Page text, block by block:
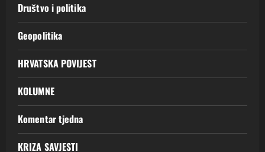
Društvo i politika
Geopolitika
HRVATSKA POVIJEST
KOLUMNE
Komentar tjedna
KRIZA SAVJESTI